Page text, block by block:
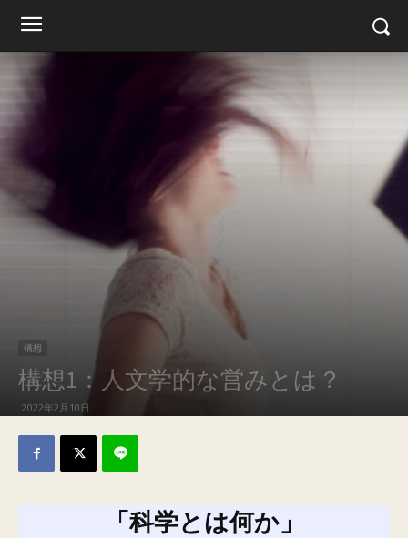
構想
構想1：人文学的な営みとは？
2022年2月10日
「科学とは何か」